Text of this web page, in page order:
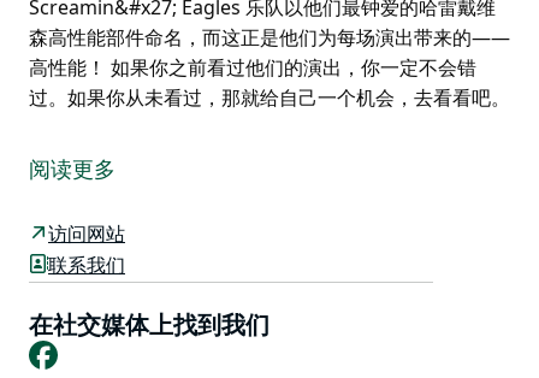
Screamin&#x27; Eagles 乐队以他们最钟爱的哈雷戴维
森高性能部件命名，而这正是他们为每场演出带来的——
高性能！ 如果你之前看过他们的演出，你一定不会错
过。如果你从未看过，那就给自己一个机会，去看看吧。
能部件命名，而这正是他们为每场演出带来的——高性
能！
如果你之前看过他们的演出，你一定不会错过。如果你从
未看过，那就给自己一个机会，去看看吧。
阅读更多
访问网站
联系我们
在社交媒体上找到我们
Facebook